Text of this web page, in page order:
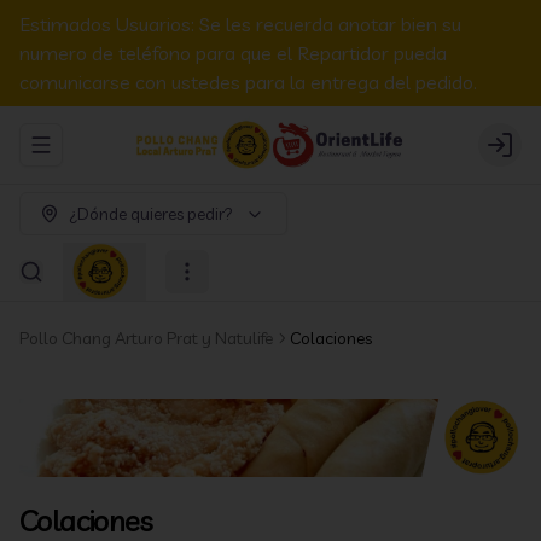
Estimados Usuarios: Se les recuerda anotar bien su
numero de teléfono para que el Repartidor pueda
comunicarse con ustedes para la entrega del pedido.
Abrir menu de navegación Login
¿Dónde quieres pedir?
Pollo Chang Arturo Prat y Natulife Colaciones
Colaciones